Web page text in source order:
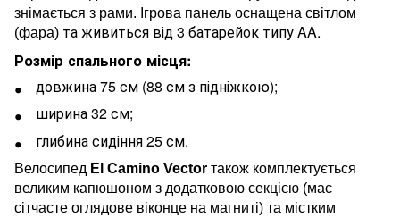
знімається з рами. Ігрова панель оснащена світлом
(фара) та живиться від 3 батарейок типу AA.
Розмір спального місця:
довжина 75 см (88 см з підніжкою);
ширина 32 см;
глибина сидіння 25 см.
Велосипед El Camino Vector також комплектується
великим капюшоном з додатковою секцією (має
сітчасте оглядове віконце на магниті) та містким